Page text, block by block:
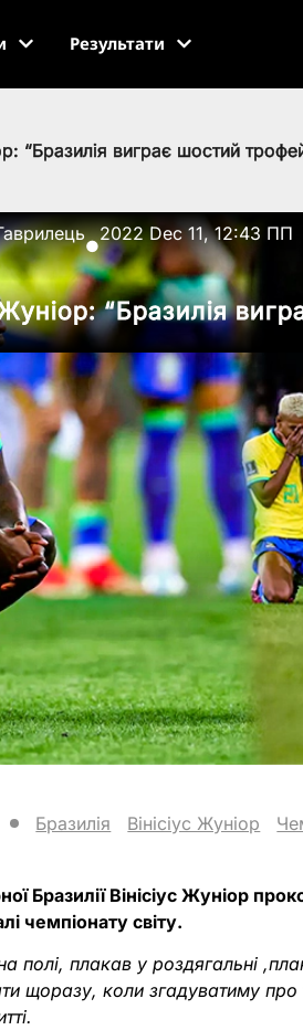
Результати
“Бразилія виграє шостий
●
2022 Dec 11, 12:43 ПП
Жуніор: “Бразилія
Бразилія Вінісіус Жуніор
Бразилії Вінісіус Жуніор
чемпіонату світу.
полі, плакав у роздягальні
щоразу, коли згадуватиму